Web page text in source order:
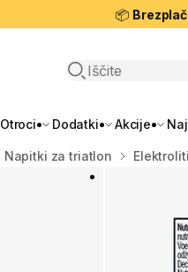
📦
Odpri iskanje
Otroci Dodatki Akcije
Napitki za triatlon